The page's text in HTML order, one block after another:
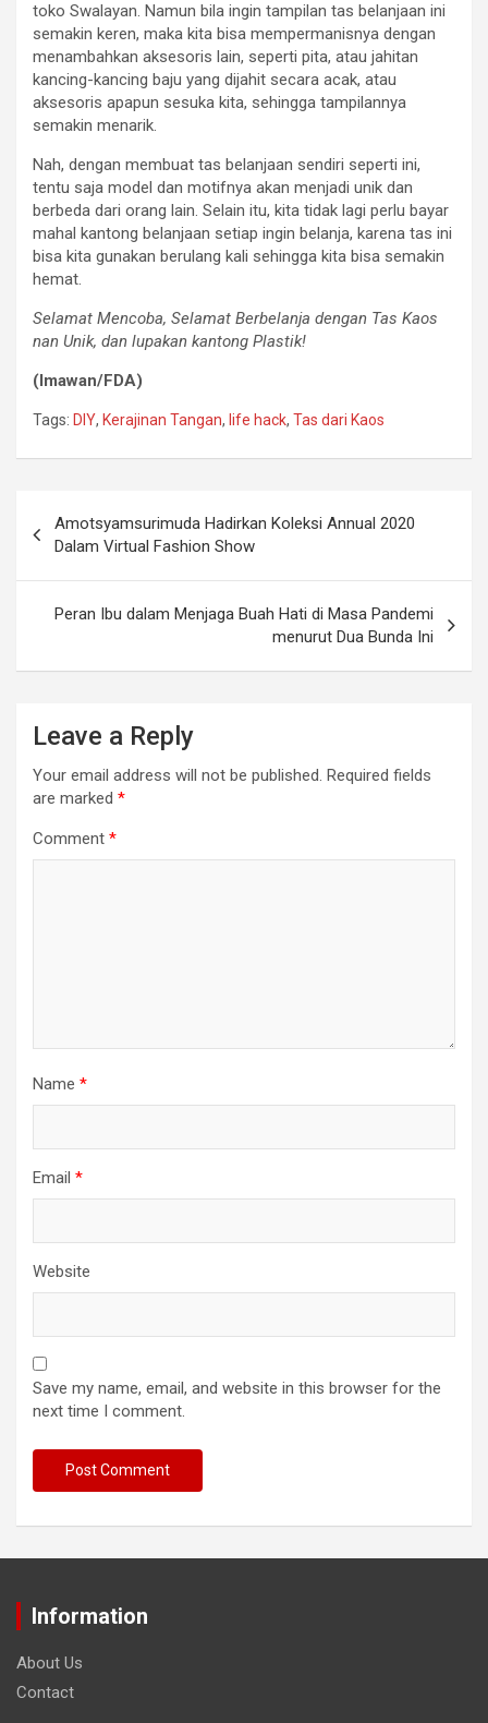
toko Swalayan. Namun bila ingin tampilan tas belanjaan ini
semakin keren, maka kita bisa mempermanisnya dengan
menambahkan aksesoris lain, seperti pita, atau jahitan
kancing-kancing baju yang dijahit secara acak, atau
aksesoris apapun sesuka kita, sehingga tampilannya
semakin menarik.
Nah, dengan membuat tas belanjaan sendiri seperti ini,
tentu saja model dan motifnya akan menjadi unik dan
berbeda dari orang lain. Selain itu, kita tidak lagi perlu bayar
mahal kantong belanjaan setiap ingin belanja, karena tas ini
bisa kita gunakan berulang kali sehingga kita bisa semakin
hemat.
Selamat Mencoba, Selamat Berbelanja dengan Tas Kaos
nan Unik, dan lupakan kantong Plastik!
(Imawan/FDA)
Tags: DIY, Kerajinan Tangan, life hack, Tas dari Kaos
Amotsyamsurimuda Hadirkan Koleksi Annual 2020
Dalam Virtual Fashion Show
Peran Ibu dalam Menjaga Buah Hati di Masa Pandemi
menurut Dua Bunda Ini
Leave a Reply
Your email address will not be published. Required fields
are marked *
Comment *
Name *
Email *
Website
Save my name, email, and website in this browser for the
next time I comment.
Information
About Us
Contact